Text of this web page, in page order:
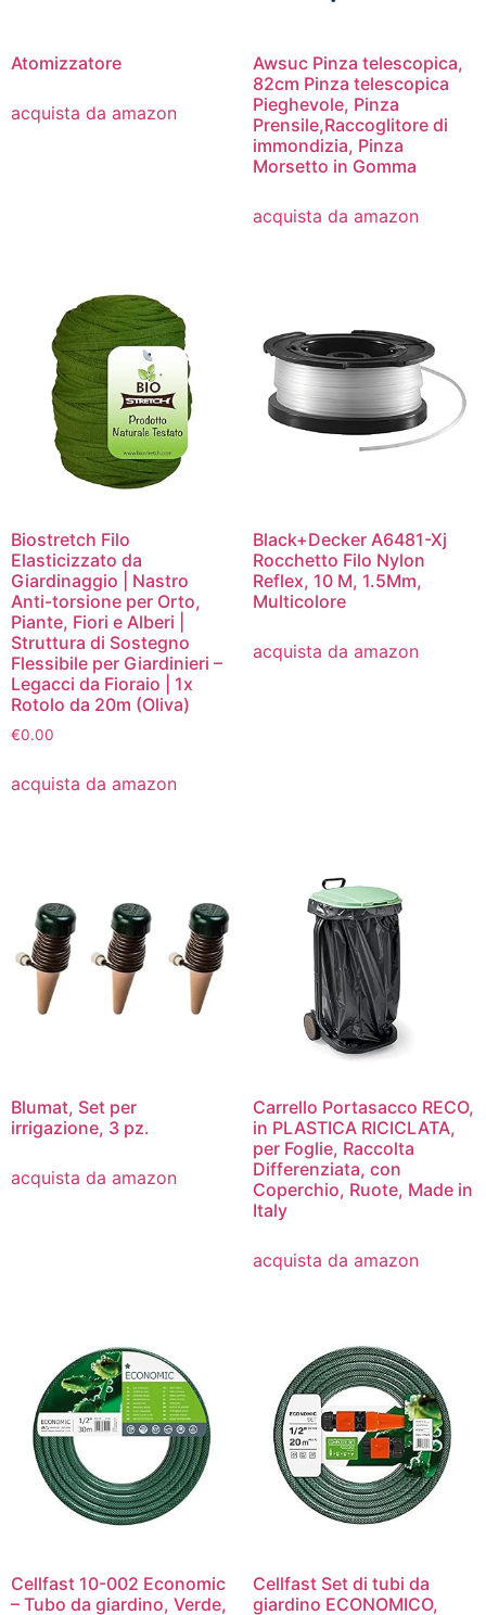
Atomizzatore
acquista da amazon
Awsuc Pinza telescopica,
82cm Pinza telescopica
Pieghevole, Pinza
Prensile,Raccoglitore di
immondizia, Pinza
Morsetto in Gomma
acquista da amazon
Biostretch Filo
Elasticizzato da
Giardinaggio | Nastro
Anti-torsione per Orto,
Piante, Fiori e Alberi |
Struttura di Sostegno
Flessibile per Giardinieri –
Legacci da Fioraio | 1x
Rotolo da 20m (Oliva)
€0.00
acquista da amazon
Black+Decker A6481-Xj
Rocchetto Filo Nylon
Reflex, 10 M, 1.5Mm,
Multicolore
acquista da amazon
Blumat, Set per
irrigazione, 3 pz.
acquista da amazon
Carrello Portasacco RECO,
in PLASTICA RICICLATA,
per Foglie, Raccolta
Differenziata, con
Coperchio, Ruote, Made in
Italy
acquista da amazon
Cellfast 10-002 Economic
– Tubo da giardino, Verde,
Cellfast Set di tubi da
giardino ECONOMICO,